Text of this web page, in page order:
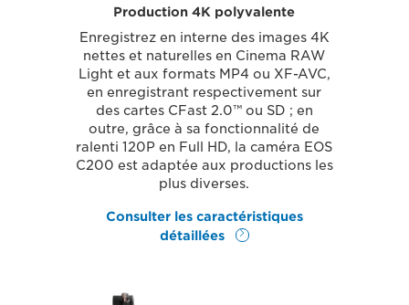
Production 4K polyvalente
Enregistrez en interne des images 4K
nettes et naturelles en Cinema RAW
Light et aux formats MP4 ou XF-AVC,
en enregistrant respectivement sur
des cartes CFast 2.0™ ou SD ; en
outre, grâce à sa fonctionnalité de
ralenti 120P en Full HD, la caméra EOS
C200 est adaptée aux productions les
plus diverses.
Consulter les caractéristiques
détaillées